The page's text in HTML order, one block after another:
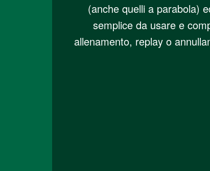
(anche quelli a parabola)
semplice da usare e
allenamento, replay o